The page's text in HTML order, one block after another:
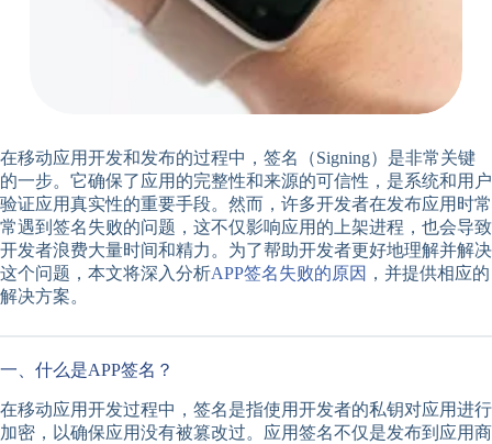
在移动应用开发和发布的过程中，签名（Signing）是非常关键
的一步。它确保了应用的完整性和来源的可信性，是系统和用户
验证应用真实性的重要手段。然而，许多开发者在发布应用时常
常遇到签名失败的问题，这不仅影响应用的上架进程，也会导致
开发者浪费大量时间和精力。为了帮助开发者更好地理解并解决
这个问题，本文将深入分析APP签名失败的原因 ，并提供相应的
解决方案。
一、什么是APP签名？
在移动应用开发过程中，签名是指使用开发者的私钥对应用进行
加密，以确保应用没有被篡改过。应用签名不仅是发布到应用商